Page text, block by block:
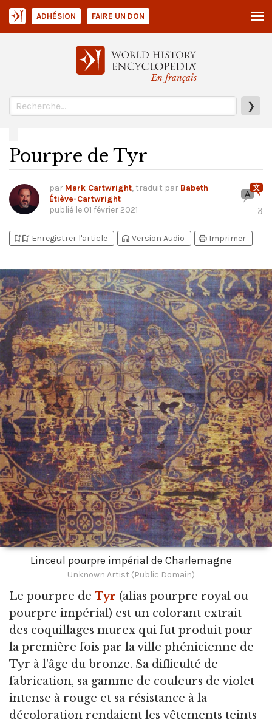
En français
❯
ADHÉSION FAIRE UN DON
Pourpre de Tyr
par Mark Cartwright, traduit par Babeth
Étiève-Cartwright
publié le 01 février 2021 3
bookmark_addbookmark_added Enregistrer l'article headphones Version Audio print Imprimer
Linceul pourpre impérial de Charlemagne
Unknown Artist (Public Domain)
Le pourpre de Tyr (alias pourpre royal ou
pourpre impérial) est un colorant extrait
des coquillages murex qui fut produit pour
la première fois par la ville phénicienne de
Tyr à l'âge du bronze. Sa difficulté de
fabrication, sa gamme de couleurs de violet
intense à rouge et sa résistance à la
décoloration rendaient les vêtements teints